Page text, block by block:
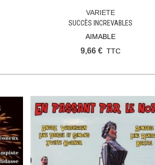
Ajouter Au Panier
VARIETE
SUCCÈS INCREVABLES
AIMABLE
9,66 € TTC